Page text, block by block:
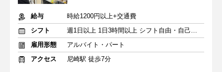
給与
時給1200円以上+交通費
シフト
週1日以上 1日3時間以上 シフト自由・自己申告
雇用形態
アルバイト・パート
アクセス
尼崎駅 徒歩7分